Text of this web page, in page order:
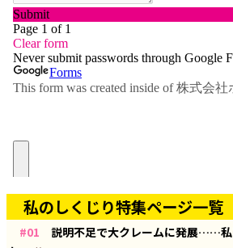
私のしくじり特集ページ一覧
#01
説明不足で大クレームに発展……